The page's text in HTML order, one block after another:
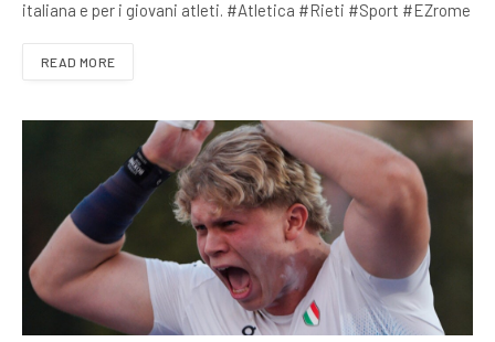
italiana e per i giovani atleti. #Atletica #Rieti #Sport #EZrome
READ MORE